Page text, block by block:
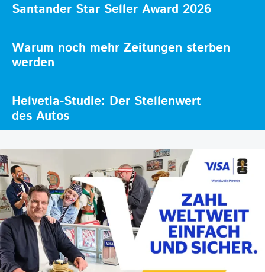
Santander Star Seller Award 2026
Warum noch mehr Zeitungen sterben
werden
Helvetia-Studie: Der Stellenwert
des Autos